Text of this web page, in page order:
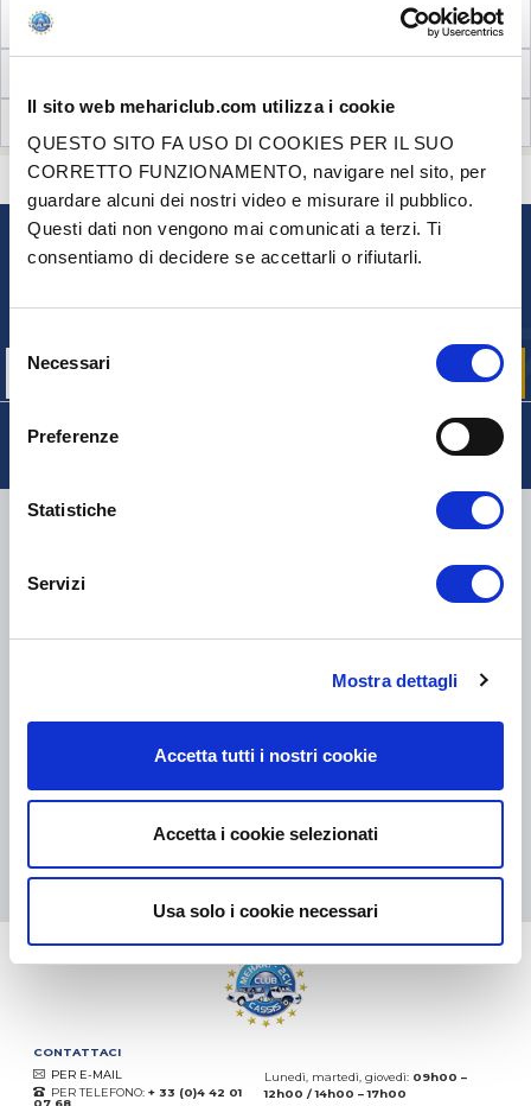
Il sito web mehariclub.com utilizza i cookie
QUESTO SITO FA USO DI COOKIES PER IL SUO
CORRETTO FUNZIONAMENTO, navigare nel sito, per
guardare alcuni dei nostri video e misurare il pubblico.
Questi dati non vengono mai comunicati a terzi. Ti
consentiamo di decidere se accettarli o rifiutarli.
del
consenso
Necessari
Preferenze
Statistiche
Servizi
Mostra dettagli
Accetta tutti i nostri cookie
Accetta i cookie selezionati
Usa solo i cookie necessari
NECESSARIO AL MONTAGGIO
HAI DELLE DOMANDE? BISOGNO DI AIUTO? CONTATTACI
NEWSLETTER
eKomi
COMPANY
Eccellente: 5
07.08.2026 DI PIÙ
CONTATTACI
PER E-MAIL
PER TELEFONO: + 33 (0)4 42 01
07 68
Lunedì, martedì, giovedì: 09h00 –
12h00 / 14h00 – 17h00